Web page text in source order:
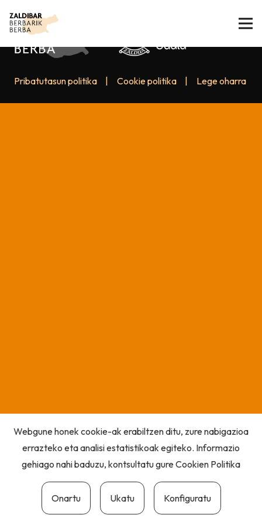
Pribatutasun politika Cookie politika Lege oharra
Webgune honek cookie-ak erabiltzen ditu, zure nabigazioa
errazteko eta analisi estatistikoak egiteko. Informazio
gehiago nahi baduzu, kontsultatu gureCookien Politika
Onartu Ukatu Konfiguratu